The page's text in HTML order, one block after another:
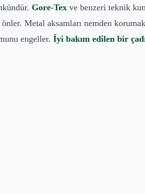
Gore-Tex ve benzeri teknik
Metal aksamları nemden
engeller. İyi bakım edilen bir